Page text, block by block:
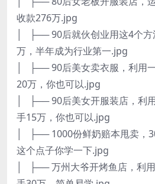
收款276万.jpg
│ ├── 90后就伙创业用这4个
万，半年成为行业第一.jpg
│ ├── 90后美女卖衣服，利用
20万，你也可以.jpg
│ ├── 90后美女开服装店，利
手15万，你也可以.jpg
│ ├── 1000份鲜奶赔本甩卖，
这个点子你学一下.jpg
│ ├── 万州大爷开烤鱼店，利